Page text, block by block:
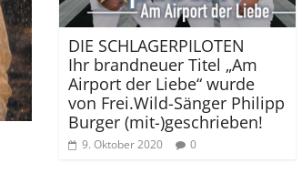
DIE SCHLAGERPILOTEN
Ihr brandneuer Titel „Am
Airport der Liebe“ wurde
von Frei.Wild-Sänger Philipp
Burger (mit-)geschrieben!
9. Oktober 2020 0